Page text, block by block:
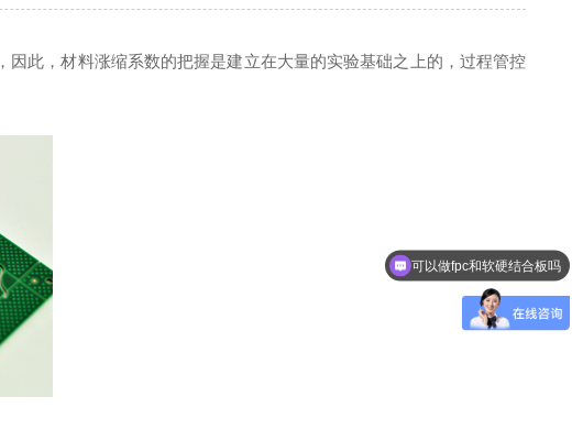
此，材料涨缩系数的把握是建立在大量的实验基础之上的，过程管控
可以做fpc和软硬结合板吗